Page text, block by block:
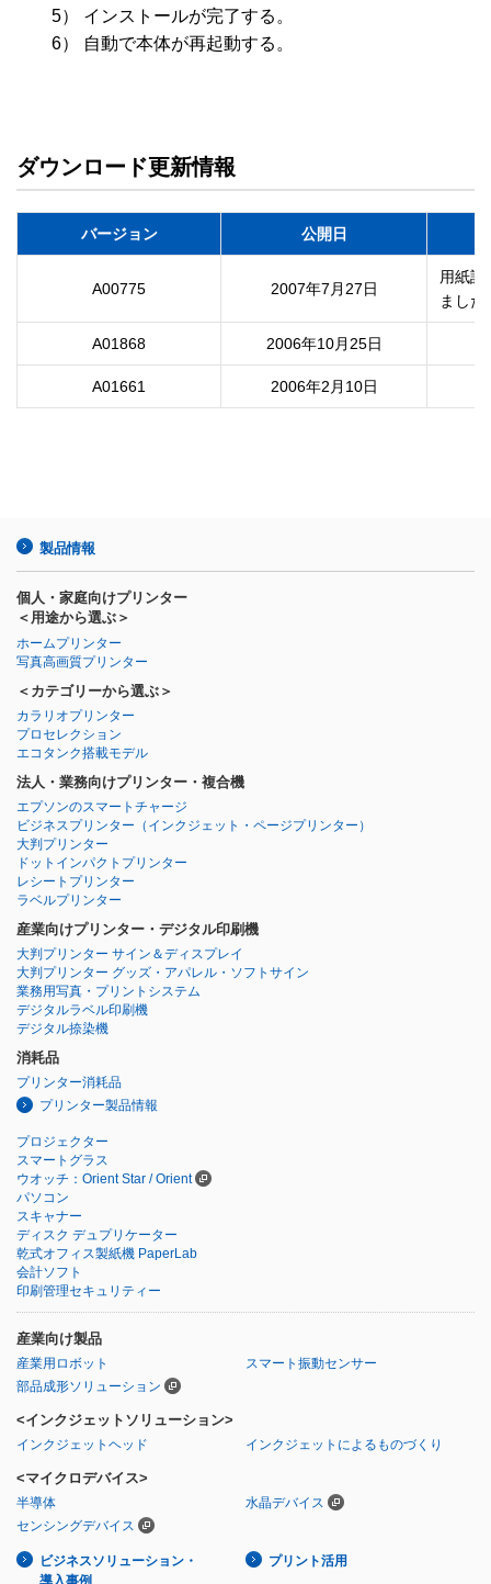
5） インストールが完了する。
6） 自動で本体が再起動する。
ダウンロード更新情報
バージョン 公開日
A00775 2007年7月27日
用紙設
ました
A01868 2006年10月25日
A01661 2006年2月10日
製品情報
個人・家庭向けプリンター
＜用途から選ぶ＞
ホームプリンター
写真高画質プリンター
＜カテゴリーから選ぶ＞
カラリオプリンター
プロセレクション
エコタンク搭載モデル
法人・業務向けプリンター・複合機
エプソンのスマートチャージ
ビジネスプリンター （インクジェット・ページプリンター）
大判プリンター
ドットインパクトプリンター
レシートプリンター
ラベルプリンター
産業向けプリンター・デジタル印刷機
大判プリンター サイン＆ディスプレイ
大判プリンター グッズ・アパレル・ソフトサイン
業務用写真・プリントシステム
デジタルラベル印刷機
デジタル捺染機
消耗品
プリンター消耗品
プリンター製品情報
プロジェクター
スマートグラス
ウオッチ：Orient Star / Orient
パソコン
スキャナー
ディスク デュプリケーター
乾式オフィス製紙機 PaperLab
会計ソフト
印刷管理セキュリティー
産業向け製品
産業用ロボット
スマート振動センサー
部品成形ソリューション
<インクジェットソリューション>
インクジェットヘッド インクジェットによるものづくり
<マイクロデバイス>
半導体
水晶デバイス
センシングデバイス
ビジネスソリューション・
プリント活用